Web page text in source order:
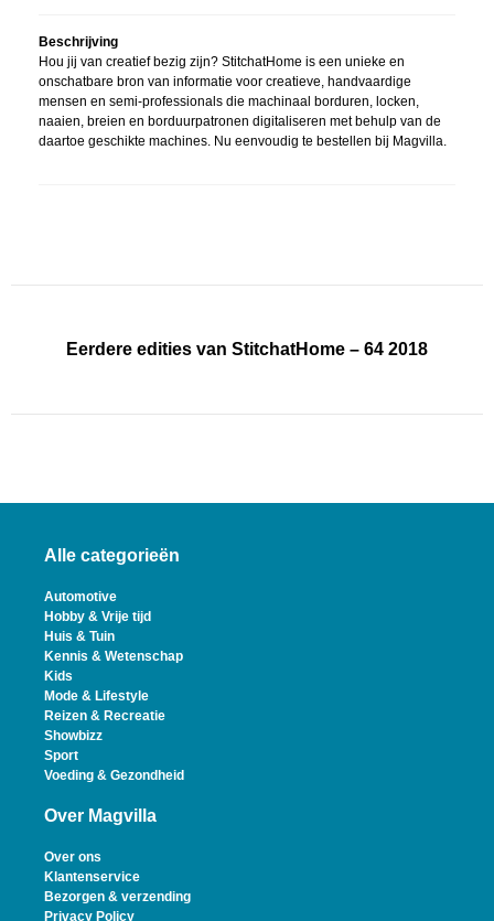
Beschrijving
Hou jij van creatief bezig zijn? StitchatHome is een unieke en
onschatbare bron van informatie voor creatieve, handvaardige
mensen en semi-professionals die machinaal borduren, locken,
naaien, breien en borduurpatronen digitaliseren met behulp van de
daartoe geschikte machines. Nu eenvoudig te bestellen bij Magvilla.
Eerdere edities van StitchatHome – 64 2018
Alle categorieën
Automotive
Hobby & Vrije tijd
Huis & Tuin
Kennis & Wetenschap
Kids
Mode & Lifestyle
Reizen & Recreatie
Showbizz
Sport
Voeding & Gezondheid
Over Magvilla
Over ons
Klantenservice
Bezorgen & verzending
Privacy Policy